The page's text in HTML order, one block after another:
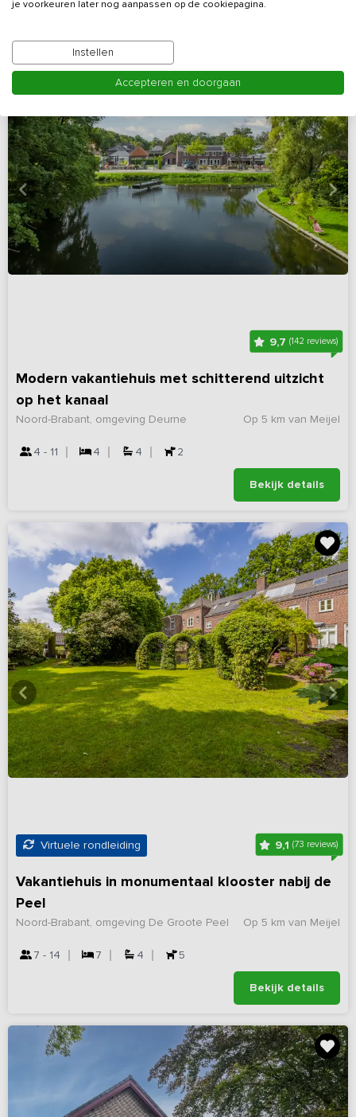
9,7 (142 reviews)
Modern vakantiehuis met schitterend uitzicht
op het kanaal
Op 5 km van Meijel
Noord-Brabant, omgeving Deurne
4 - 11 4 4 2
Bekijk details
Virtuele rondleiding 9,1(73 reviews)
Vakantiehuis in monumentaal klooster nabij de
Peel
Op 5 km van Meijel
Noord-Brabant, omgeving De Groote Peel
7 - 14 7 4 5
Bekijk details
je voorkeuren later nog aanpassen op de cookiepagina.
Instellen
Accepteren en doorgaan